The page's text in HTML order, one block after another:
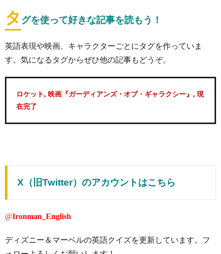
タ グを使って好きな記事を読もう！
英語表現や映画、キャラクターごとにタグを作っていま
す。気になるタグからぜひ他の記事もどうぞ。
ロケット , 映画『ガーディアンズ・オブ・ギャラクシー』 , 現
在完了
X（旧Twitter）のアカウントはこちら
@Ironman_English
ディズニー＆マーベルの英語クイズを更新しています。フ